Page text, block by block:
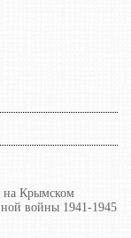
на Крымском
войны 1941-1945